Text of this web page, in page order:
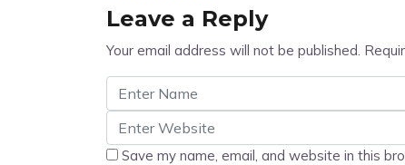
Leave a Reply
Your email address will not be published.
Save my name, email, and website in this